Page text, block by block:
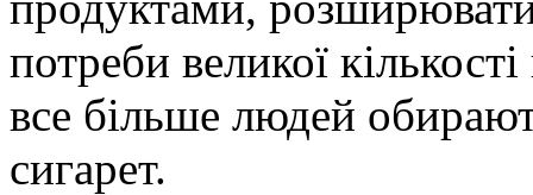
потреби великої
все більше людей
сигарет.